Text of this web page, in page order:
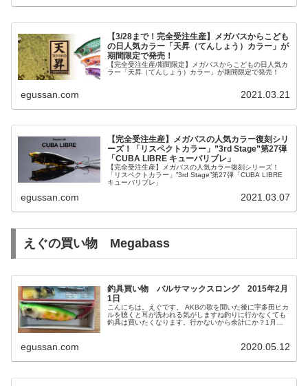
【3/28まで！完全受注生産】メガバスからこども
の日人気カラー「天昇（てんしょう）カラー」が
期間限定で発売！
【完全受注生産/期間限定】メガバスからこどもの日人気カ
ラー「天昇（てんしょう）カラー」が期間限定で発売！
egussan.com 2021.03.21
【完全受注生産】メガバスの人気カラー復刻シリ
ーズ！「リスペクトカラー」”3rd Stage”第27弾
「CUBA LIBRE キューバリブレ」
【完全受注生産】メガバスの人気カラー復刻シリーズ！
「リスペクトカラー」”3rd Stage”第27弾「CUBA LIBRE
キューバリブレ」
egussan.com 2021.03.07
えぐの買い物 Megabass
釣具買い物 バルサマックスロング 2015年2月
1日
こんにちは。えぐです。 AKBの歌を聞いた後に宇多田ヒカ
ルを聴くと耳が洗われる気がしますね釣りに行かなくても
釣具は買いたくなります。行かないから余計にか？1月は
egussan.com 2020.05.12